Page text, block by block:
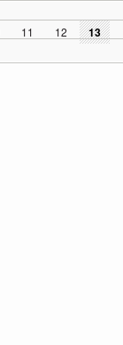
11 12 13